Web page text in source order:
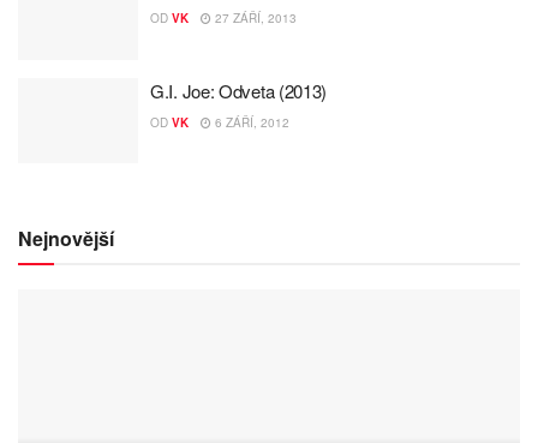
OD VK 27 ZÁŘÍ, 2013
G.I. Joe: Odveta (2013)
OD VK 6 ZÁŘÍ, 2012
Nejnovější